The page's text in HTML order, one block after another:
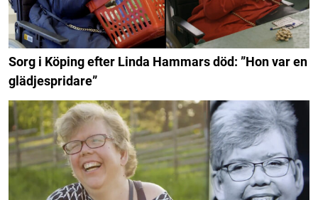
Sorg i Köping efter Linda Hammars död: ”Hon var en
glädjespridare”